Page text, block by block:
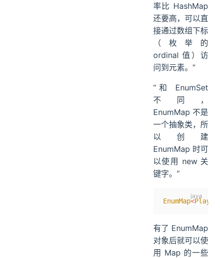
率比 HashMap
还要高，可以直
接通过数组下标
（枚举的
ordinal 值）访
问到元素。”
“和 EnumSet
不同，
EnumMap 不是
一个抽象类，所
以创建
EnumMap 时可
以使用 new 关
键字。”
EnumMap<
有了 EnumMap
对象后就可以使
用 Map 的一些